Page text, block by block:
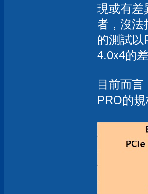
現或有差
者，沒法
的測試以
4.0x4的差
目前而
PRO的